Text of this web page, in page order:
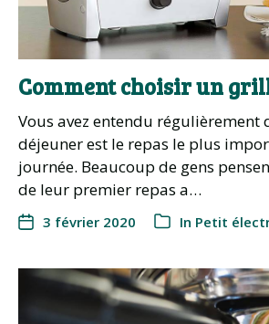
Comment choisir un
Vous avez entendu régulièrement
déjeuner est le repas le plus
journée. Beaucoup de gens
de leur premier repas a…
3 février 2020 In Petit